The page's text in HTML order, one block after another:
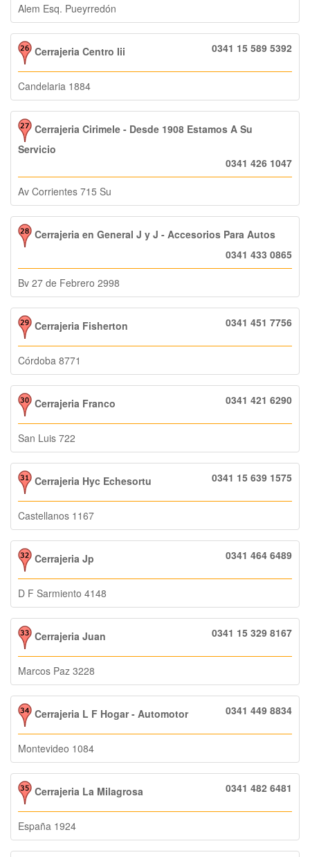
Alem Esq. Pueyrredón
Cerrajeria Centro Iii 0341 15 589 5392
Candelaria 1884
Cerrajeria Cirimele - Desde 1908 Estamos A Su
Servicio
0341 426 1047
Av Corrientes 715 Su
Cerrajeria en General J y J - Accesorios Para Autos
0341 433 0865
Bv 27 de Febrero 2998
Cerrajeria Fisherton 0341 451 7756
Córdoba 8771
Cerrajeria Franco 0341 421 6290
San Luis 722
Cerrajeria Hyc Echesortu 0341 15 639 1575
Castellanos 1167
Cerrajeria Jp 0341 464 6489
D F Sarmiento 4148
Cerrajeria Juan 0341 15 329 8167‬
Marcos Paz 3228
Cerrajeria L F Hogar - Automotor 0341 449 8834
Montevideo 1084
Cerrajeria La Milagrosa 0341 482 6481
España 1924